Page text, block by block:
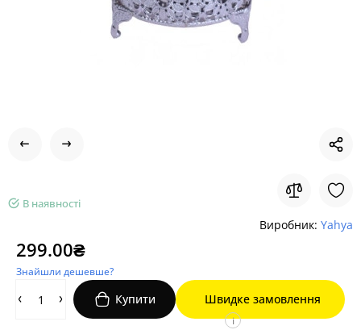
В наявності
Виробник: Yahya
299.00₴
Знайшли дешевше?
Купити Швидке замовлення
i